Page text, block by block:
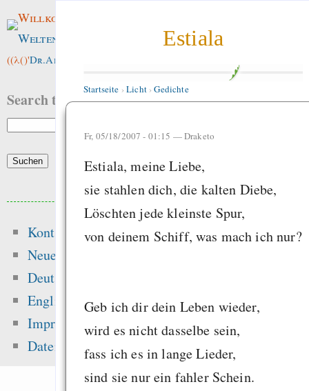
Estiala
Startseite ›Licht›Gedichte
Fr, 05/18/2007 - 01:15 —Draketo
Estiala, meine Liebe,
sie stahlen dich, die kalten Diebe,
Löschten jede kleinste Spur,
von deinem Schiff, was mach ich nur?
Geb ich dir dein Leben wieder,
wird es nicht dasselbe sein,
fass ich es in lange Lieder,
sind sie nur ein fahler Schein.
Willkommen im
Weltenwald
((λ()'Dr.ArneBab
Search this site:
Kontakt
Neue Inhalte
Deutsch
English
Impressum
Datenschutz
Beliebte Inhalte
Heute:
Emacs
A short
Mercurial with
(GNU/Linux and